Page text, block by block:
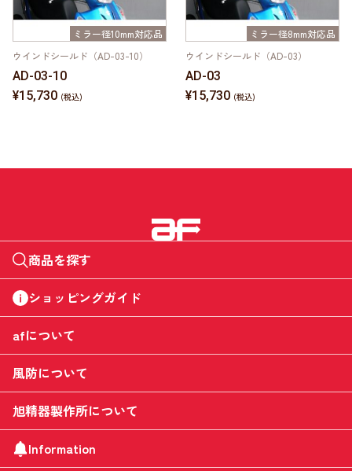
ミラー径10mm対応品
ウインドシールド（AD-03-10）
AD-03-10
¥15,730
ミラー径8mm対応品
ウインドシールド（AD-03）
AD-03
¥15,730
商品を探す
ショッピングガイド
afについて
風防について
旭精器製作所について
Information